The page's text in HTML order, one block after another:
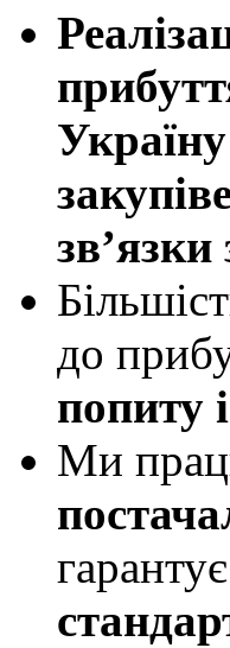
Україну
до
попиту
Ми
гарантує